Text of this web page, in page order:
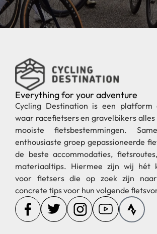
Everything for your adventure
Cycling Destination is een platform
waar racefietsers en gravelbikers alles
mooiste fietsbestemmingen.
enthousiaste groep gepassioneerde
de beste accommodaties,
materiaaltips. Hiermee zijn wij hét
voor fietsers die op zoek zijn
concrete tips voor hun volgende